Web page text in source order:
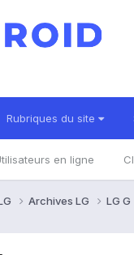
Rubriques du site
en ligne
Archives LG LG G